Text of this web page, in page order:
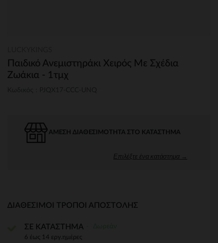
Παιδικό Ανεμιστηράκι Χειρός Με Σχέδια
Ζωάκια - 1τμχ
ΆΜΕΣΗ ΔΙΑΘΕΣΙΜΌΤΗΤΑ ΣΤΟ ΚΑΤΆΣΤΗΜΑ
Επιλέξτε ένα κατάστημα →
ΔΙΑΘΈΣΙΜΟΙ ΤΡΌΠΟΙ ΑΠΟΣΤΟΛΉΣ
ΣΕ ΚΑΤΑΣΤΗΜΑ
6 έως 14 εργ.ημέρες